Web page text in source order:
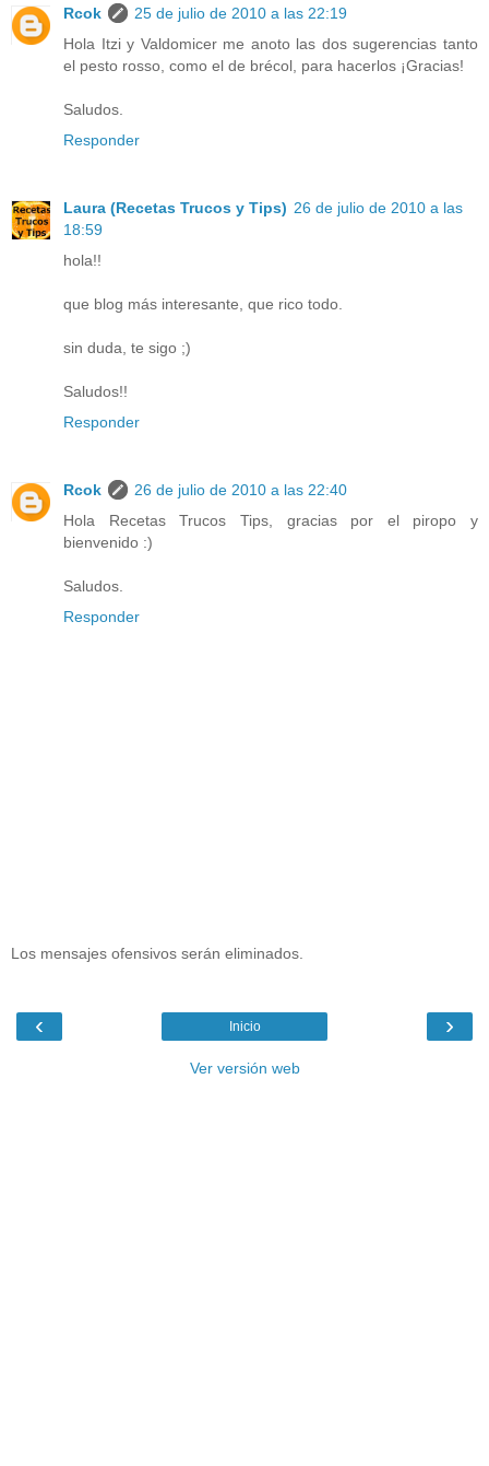
Rcok
25 de julio de 2010 a las 22:19
Hola Itzi y Valdomicer me anoto las dos sugerencias tanto
el pesto rosso, como el de brécol, para hacerlos ¡Gracias!
Saludos.
Responder
Laura (Recetas Trucos y Tips) 26 de julio de 2010 a las
18:59
hola!!
que blog más interesante, que rico todo.
sin duda, te sigo ;)
Saludos!!
Responder
Rcok
26 de julio de 2010 a las 22:40
Hola Recetas Trucos Tips, gracias por el piropo y
bienvenido :)
Saludos.
Responder
Los mensajes ofensivos serán eliminados.
‹ ›
Inicio
Ver versión web